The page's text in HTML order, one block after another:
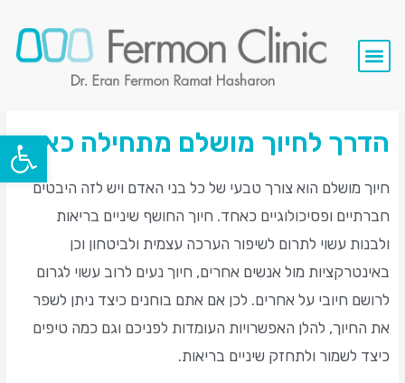
הדרך לחיוך מושלם מתחילה כאן
חיוך מושלם הוא צורך טבעי של כל בני האדם ויש לזה היבטים
חברתיים ופסיכולוגיים כאחד. חיוך החושף שיניים בריאות
ולבנות עשוי לתרום לשיפור הערכה עצמית ולביטחון וכן
באינטרקציות מול אנשים אחרים, חיוך נעים לרוב עשוי לגרום
לרושם חיובי על אחרים. לכן אם אתם בוחנים כיצד ניתן לשפר
את החיוך, להלן האפשרויות העומדות לפניכם וגם כמה טיפים
כיצד לשמור ולתחזק שיניים בריאות.
פתח